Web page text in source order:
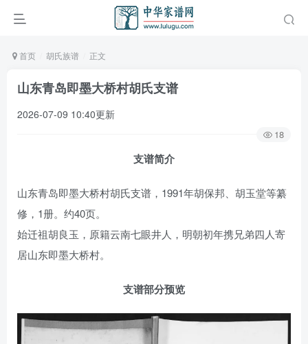
首页 胡氏族谱 正文
山东青岛即墨大桥村胡氏支谱
2026-07-09 10:40更新
18
支谱简介
山东青岛即墨大桥村胡氏支谱，1991年胡保邦、胡玉堂等纂
修，1册。约40页。
始迁祖胡良玉，原籍云南七眼井人，明朝初年携兄弟四人寄
居山东即墨大桥村。
支谱部分预览